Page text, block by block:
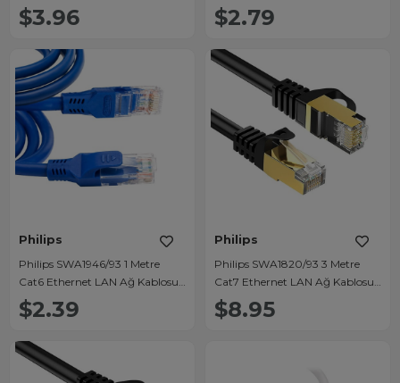
Gigabit 1000Mbps
$3.96
Gigabit 1000Mbps
$2.79
Philips
Philips SWA1946/93 1 Metre
Cat6 Ethernet LAN Ağ Kablosu
Gigabit 1000Mbps
$2.39
Philips
Philips SWA1820/93 3 Metre
Cat7 Ethernet LAN Ağ Kablosu
10Gbps 600MHz Ultra Yüksek
Hızlı
$8.95